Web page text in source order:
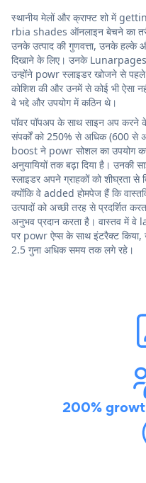
स्थानीय मेलों और क्राफ्ट शो में
rbia shades ऑनलाइन बेचने का
उनके उत्पाद की गुणवत्ता, उनके हल्के
दिखाने के लिए। उनके Lunarpages ने
उन्होंने powr स्लाइडर खोजने से
कोशिश की और उनमें से कोई भी ऐसा
वे भद्दे और उपयोग में कठिन थे।
पॉवर पॉपअप के साथ साइन अप
संपर्कों को 250% से अधिक (600 से
boost ने powr सोशल का उपयोग
अनुयायियों तक बढ़ा दिया है।
स्लाइडर अपने ग्राहकों को शीघ्रता
क्योंकि वे added होमपेज हैं कि
उत्पादों को अच्छी तरह से प्रदर्शित
अनुभव प्रदान करता है। वास्तव में वे
पर powr ऐप्स के साथ इंटरैक्ट किया,
2.5 गुना अधिक समय तक लगे रहे।
200%